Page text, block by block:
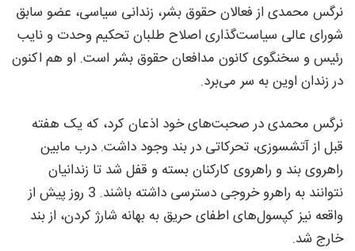
نرگس محمدی از فعالان حقوق بشر، زندانی سیاسی، عضو سابق
شورای عالی سیاست‌گذاری اصلاح طلبان تحکیم وحدت و نایب
رئیس و سخنگوی کانون مدافعان حقوق بشر است. او هم اکنون
در زندان اوین به سر می‌برد.
نرگس محمدی در صحبت‌های خود اذعان کرد، که یک هفته
قبل از آتشسوزی، تحرکاتی در بند وجود داشت. درب مابین
راهروی بند و راهروی کارکنان بسته و قفل شد تا زندانیان
نتوانند به راهرو خروجی دسترسی داشته باشند. 3 روز پیش از
واقعه نیز کپسول‌های اطفای حریق به بهانه شارژ کردن، از بند
خارج شد.